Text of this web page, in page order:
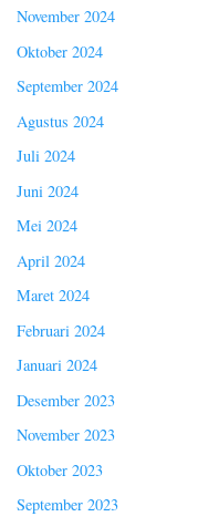
November 2024
Oktober 2024
September 2024
Agustus 2024
Juli 2024
Juni 2024
Mei 2024
April 2024
Maret 2024
Februari 2024
Januari 2024
Desember 2023
November 2023
Oktober 2023
September 2023